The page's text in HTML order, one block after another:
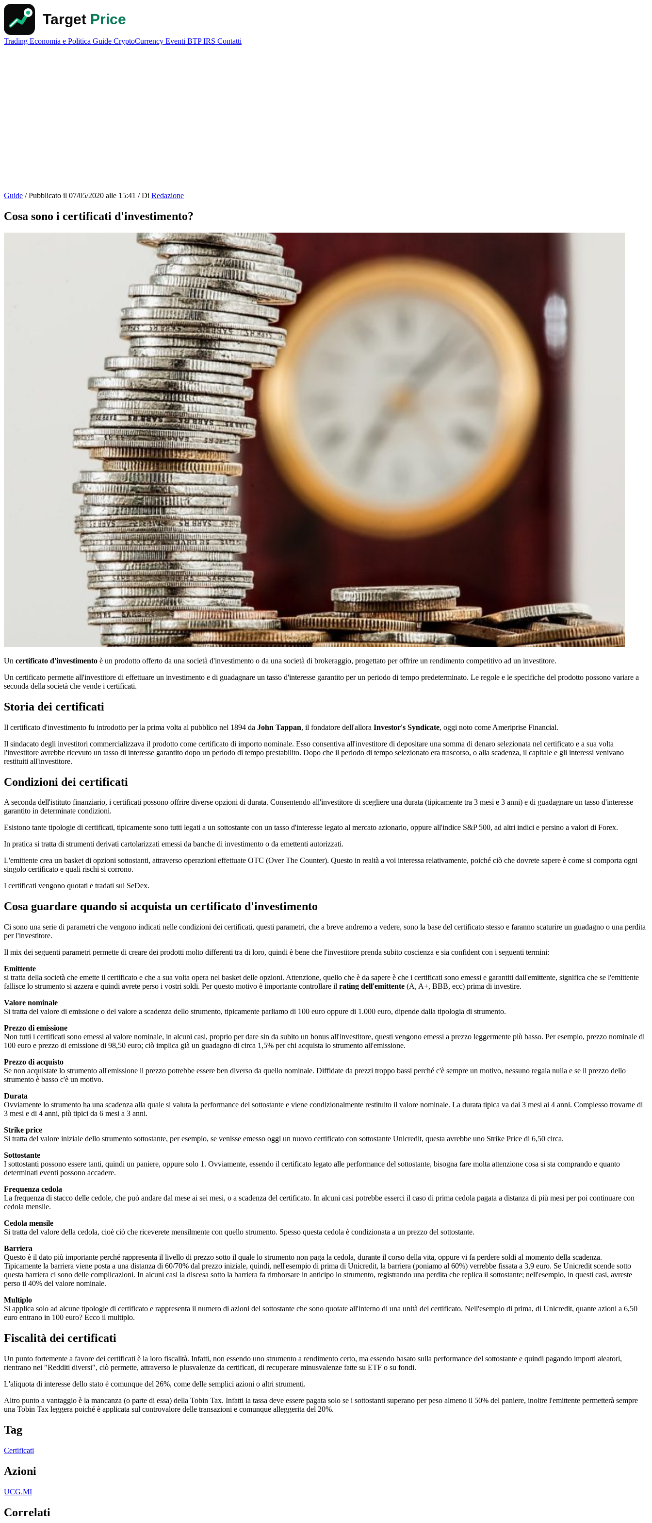
Trading Economia e Politica Guide CryptoCurrency Eventi BTPIRS Contatti
Guide / Pubblicato il 07/05/2020 alle 15:41 / Di Redazione
Cosa sono i certificati d'investimento?
Un certificato d'investimento è un prodotto offerto da una società d'investimento o da una società di brokeraggio, progettato per offrire un rendimento competitivo ad un investitore.
Un certificato permette all'investitore di effettuare un investimento e di guadagnare un tasso d'interesse garantito per un periodo di tempo predeterminato. Le regole e le specifiche del prodotto possono variare a
seconda della società che vende i certificati.
Storia dei certificati
Il certificato d'investimento fu introdotto per la prima volta al pubblico nel 1894 da John Tappan, il fondatore dell'allora Investor's Syndicate, oggi noto come Ameriprise Financial.
Il sindacato degli investitori commercializzava il prodotto come certificato di importo nominale. Esso consentiva all'investitore di depositare una somma di denaro selezionata nel certificato e a sua volta
l'investitore avrebbe ricevuto un tasso di interesse garantito dopo un periodo di tempo prestabilito. Dopo che il periodo di tempo selezionato era trascorso, o alla scadenza, il capitale e gli interessi venivano
restituiti all'investitore.
Condizioni dei certificati
A seconda dell'istituto finanziario, i certificati possono offrire diverse opzioni di durata. Consentendo all'investitore di scegliere una durata (tipicamente tra 3 mesi e 3 anni) e di guadagnare un tasso d'interesse
garantito in determinate condizioni.
Esistono tante tipologie di certificati, tipicamente sono tutti legati a un sottostante con un tasso d'interesse legato al mercato azionario, oppure all'indice S&P 500, ad altri indici e persino a valori di Forex.
In pratica si tratta di strumenti derivati cartolarizzati emessi da banche di investimento o da emettenti autorizzati.
L'emittente crea un basket di opzioni sottostanti, attraverso operazioni effettuate OTC (Over The Counter). Questo in realtà a voi interessa relativamente, poiché ciò che dovrete sapere è come si comporta ogni
singolo certificato e quali rischi si corrono.
I certificati vengono quotati e tradati sul SeDex.
Cosa guardare quando si acquista un certificato d'investimento
Ci sono una serie di parametri che vengono indicati nelle condizioni dei certificati, questi parametri, che a breve andremo a vedere, sono la base del certificato stesso e faranno scaturire un guadagno o una perdita
per l'investitore.
Il mix dei seguenti parametri permette di creare dei prodotti molto differenti tra di loro, quindi è bene che l'investitore prenda subito coscienza e sia confident con i seguenti termini:
Emittente
si tratta della società che emette il certificato e che a sua volta opera nel basket delle opzioni. Attenzione, quello che è da sapere è che i certificati sono emessi e garantiti dall'emittente, significa che se l'emittente
fallisce lo strumento si azzera e quindi avrete perso i vostri soldi. Per questo motivo è importante controllare il rating dell'emittente (A, A+, BBB, ecc) prima di investire.
Valore nominale
Si tratta del valore di emissione o del valore a scadenza dello strumento, tipicamente parliamo di 100 euro oppure di 1.000 euro, dipende dalla tipologia di strumento.
Prezzo di emissione
Non tutti i certificati sono emessi al valore nominale, in alcuni casi, proprio per dare sin da subito un bonus all'investitore, questi vengono emessi a prezzo leggermente più basso. Per esempio, prezzo nominale di
100 euro e prezzo di emissione di 98,50 euro; ciò implica già un guadagno di circa 1,5% per chi acquista lo strumento all'emissione.
Prezzo di acquisto
Se non acquistate lo strumento all'emissione il prezzo potrebbe essere ben diverso da quello nominale. Diffidate da prezzi troppo bassi perché c'è sempre un motivo, nessuno regala nulla e se il prezzo dello
strumento è basso c'è un motivo.
Durata
Ovviamente lo strumento ha una scadenza alla quale si valuta la performance del sottostante e viene condizionalmente restituito il valore nominale. La durata tipica va dai 3 mesi ai 4 anni. Complesso trovarne di
3 mesi e di 4 anni, più tipici da 6 mesi a 3 anni.
Strike price
Si tratta del valore iniziale dello strumento sottostante, per esempio, se venisse emesso oggi un nuovo certificato con sottostante Unicredit, questa avrebbe uno Strike Price di 6,50 circa.
Sottostante
I sottostanti possono essere tanti, quindi un paniere, oppure solo 1. Ovviamente, essendo il certificato legato alle performance del sottostante, bisogna fare molta attenzione cosa si sta comprando e quanto
determinati eventi possono accadere.
Frequenza cedola
La frequenza di stacco delle cedole, che può andare dal mese ai sei mesi, o a scadenza del certificato. In alcuni casi potrebbe esserci il caso di prima cedola pagata a distanza di più mesi per poi continuare con
cedola mensile.
Cedola mensile
Si tratta del valore della cedola, cioè ciò che riceverete mensilmente con quello strumento. Spesso questa cedola è condizionata a un prezzo del sottostante.
Barriera
Questo è il dato più importante perché rappresenta il livello di prezzo sotto il quale lo strumento non paga la cedola, durante il corso della vita, oppure vi fa perdere soldi al momento della scadenza.
Tipicamente la barriera viene posta a una distanza di 60/70% dal prezzo iniziale, quindi, nell'esempio di prima di Unicredit, la barriera (poniamo al 60%) verrebbe fissata a 3,9 euro. Se Unicredit scende sotto
questa barriera ci sono delle complicazioni. In alcuni casi la discesa sotto la barriera fa rimborsare in anticipo lo strumento, registrando una perdita che replica il sottostante; nell'esempio, in questi casi, avreste
perso il 40% del valore nominale.
Multiplo
Si applica solo ad alcune tipologie di certificato e rappresenta il numero di azioni del sottostante che sono quotate all'interno di una unità del certificato. Nell'esempio di prima, di Unicredit, quante azioni a 6,50
euro entrano in 100 euro? Ecco il multiplo.
Fiscalità dei certificati
Un punto fortemente a favore dei certificati è la loro fiscalità. Infatti, non essendo uno strumento a rendimento certo, ma essendo basato sulla performance del sottostante e quindi pagando importi aleatori,
rientrano nei "Redditi diversi", ciò permette, attraverso le plusvalenze da certificati, di recuperare minusvalenze fatte su ETF o su fondi.
L'aliquota di interesse dello stato è comunque del 26%, come delle semplici azioni o altri strumenti.
Altro punto a vantaggio è la mancanza (o parte di essa) della Tobin Tax. Infatti la tassa deve essere pagata solo se i sottostanti superano per peso almeno il 50% del paniere, inoltre l'emittente permetterà sempre
una Tobin Tax leggera poiché è applicata sul controvalore delle transazioni e comunque alleggerita del 20%.
Tag
Certificati
Azioni
UCG.MI
Correlati